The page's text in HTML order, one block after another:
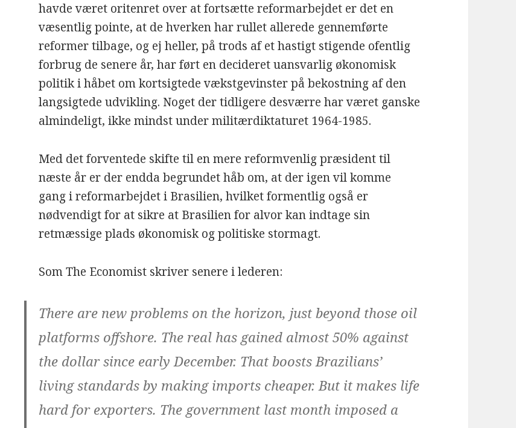
havde været oritenret over at fortsætte reformarbejdet er det en
væsentlig pointe, at de hverken har rullet allerede gennemførte
reformer tilbage, og ej heller, på trods af et hastigt stigende ofentlig
forbrug de senere år, har ført en decideret uansvarlig økonomisk
politik i håbet om kortsigtede vækstgevinster på bekostning af den
langsigtede udvikling. Noget der tidligere desværre har været ganske
almindeligt, ikke mindst under militærdiktaturet 1964-1985.
Med det forventede skifte til en mere reformvenlig præsident til
næste år er der endda begrundet håb om, at der igen vil komme
gang i reformarbejdet i Brasilien, hvilket formentlig også er
nødvendigt for at sikre at Brasilien for alvor kan indtage sin
retmæssige plads økonomisk og politiske stormagt.
Som The Economist skriver senere i lederen:
There are new problems on the horizon, just beyond those oil
platforms offshore. The real has gained almost 50% against
the dollar since early December. That boosts Brazilians’
living standards by making imports cheaper. But it makes life
hard for exporters. The government last month imposed a